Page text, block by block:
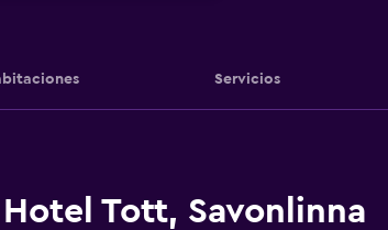
Servicios
Tott, Savonlinna